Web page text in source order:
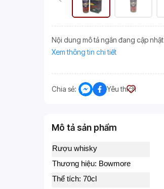
Nội dung mô tả ngắn đang cập nhật
Xem thông tin chi tiết
Chia sẻ: Yêu thích
Mô tả sản phẩm
Rượu whisky
Thương hiệu: Bowmore
Thể tích: 70cl